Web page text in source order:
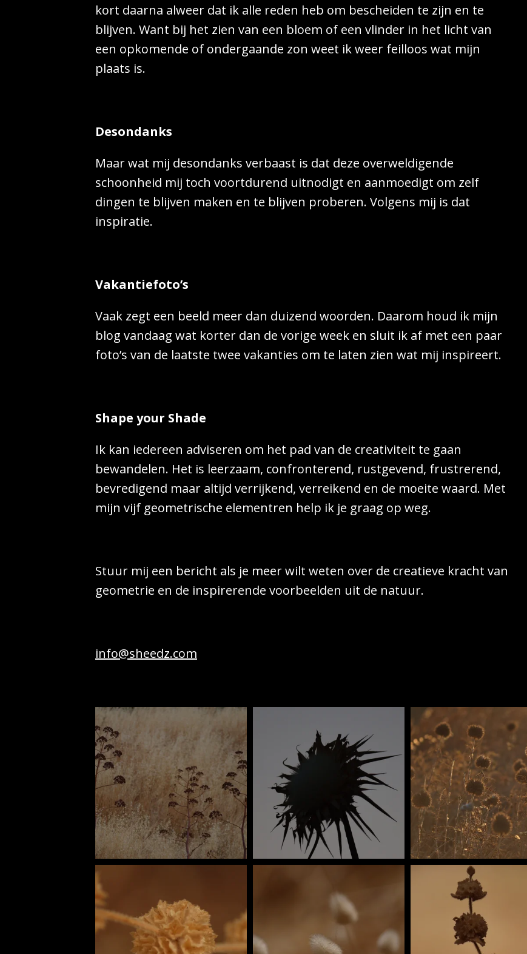
kort daarna alweer dat ik alle reden heb om bescheiden te zijn en te
blijven. Want bij het zien van een bloem of een vlinder in het licht van
een opkomende of ondergaande zon weet ik weer feilloos wat mijn
plaats is.
Desondanks
Maar wat mij desondanks verbaast is dat deze overweldigende
schoonheid mij toch voortdurend uitnodigt en aanmoedigt om zelf
dingen te blijven maken en te blijven proberen. Volgens mij is dat
inspiratie.
Vakantiefoto’s
Vaak zegt een beeld meer dan duizend woorden. Daarom houd ik mijn
blog vandaag wat korter dan de vorige week en sluit ik af met een paar
foto’s van de laatste twee vakanties om te laten zien wat mij inspireert.
Shape your Shade
Ik kan iedereen adviseren om het pad van de creativiteit te gaan
bewandelen. Het is leerzaam, confronterend, rustgevend, frustrerend,
bevredigend maar altijd verrijkend, verreikend en de moeite waard. Met
mijn vijf geometrische elementren help ik je graag op weg.
Stuur mij een bericht als je meer wilt weten over de creatieve kracht van
geometrie en de inspirerende voorbeelden uit de natuur.
info@sheedz.com